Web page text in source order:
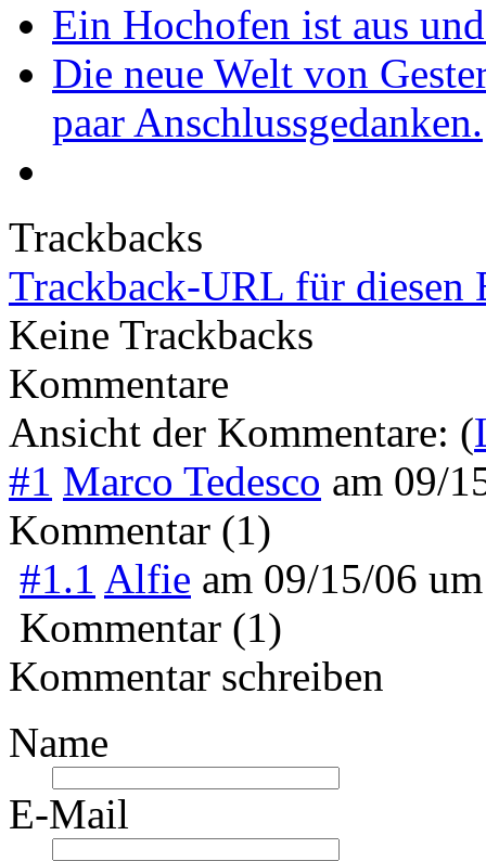
Ein Hochofen ist aus
Die neue Welt von
paar Anschlussgedanken.
Trackbacks
Trackback-URL für diesen
Keine Trackbacks
Kommentare
Ansicht der Kommentare: (
#1 Marco Tedesco am 09/
Kommentar (1)
#1.1 Alfie am 09/15/06
Kommentar (1)
Kommentar schreiben
Name
E-Mail